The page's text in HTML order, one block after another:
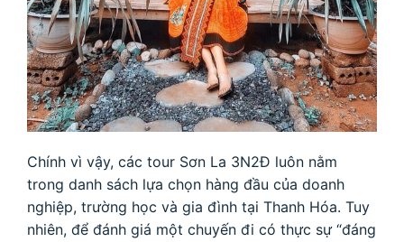
Chính vì vậy, các tour Sơn La 3N2Đ luôn nằm
trong danh sách lựa chọn hàng đầu của doanh
nghiệp, trường học và gia đình tại Thanh Hóa. Tuy
nhiên, để đánh giá một chuyến đi có thực sự “đáng